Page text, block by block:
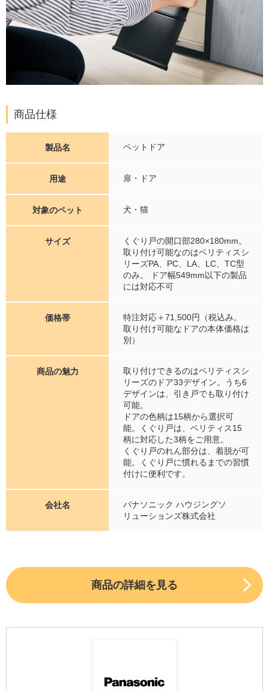
商品仕様
製品名 ペットドア
用途 扉・ドア
対象のペット 犬・猫
サイズ
くぐり戸の開口部280×180mm。
取り付け可能なのはベリティスシ
リーズPA、PC、LA、LC、TC型
のみ。 ドア幅549mm以下の製品
には対応不可
価格帯
特注対応＋71,500円（税込み。
取り付け可能なドアの本体価格は
別）
商品の魅力
取り付けできるのはベリティスシ
リーズのドア33デザイン。うち6
デザインは、引き戸でも取り付け
可能。
ドアの色柄は15柄から選択可
能。くぐり戸は、ベリティス15
柄に対応した3柄をご用意。
くぐり戸のれん部分は、着脱が可
能。くぐり戸に慣れるまでの習慣
付けに便利です。
会社名
パナソニック ハウジングソ
リューションズ株式会社
商品の詳細を見る